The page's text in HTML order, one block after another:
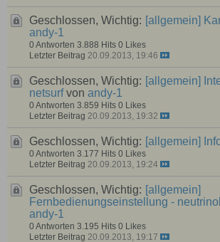
Geschlossen, Wichtig: [allgemein]
andy-1
0 Antworten 3.888 Hits 0 Likes
Letzter Beitrag 20.09.2013, 19:46
Geschlossen, Wichtig: [allgemein]
netsurf von andy-1
0 Antworten 3.859 Hits 0 Likes
Letzter Beitrag 20.09.2013, 19:32
Geschlossen, Wichtig: [allgemein]
0 Antworten 3.177 Hits 0 Likes
Letzter Beitrag 20.09.2013, 19:24
Geschlossen, Wichtig: [allgemein]
Fernbedienungseinstellung -
andy-1
0 Antworten 3.195 Hits 0 Likes
Letzter Beitrag 20.09.2013, 19:17